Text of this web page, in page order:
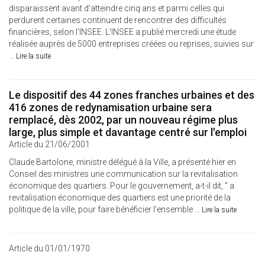
disparaissent avant d'atteindre cinq ans et parmi celles qui
perdurent certaines continuent de rencontrer des difficultés
financières, selon l'INSEE. L'INSEE a publié mercredi une étude
réalisée auprès de 5000 entreprises créées ou reprises, suivies sur
... Lire la suite
Le dispositif des 44 zones franches urbaines et des
416 zones de redynamisation urbaine sera
remplacé, dès 2002, par un nouveau régime plus
large, plus simple et davantage centré sur l'emploi
Article du 21/06/2001
Claude Bartolone, ministre délégué à la Ville, a présenté hier en
Conseil des ministres une communication sur la revitalisation
économique des quartiers. Pour le gouvernement, a-t-il dit, " a
revitalisation économique des quartiers est une priorité de la
politique de la ville, pour faire bénéficier l'ensemble ... Lire la suite
Article du 01/01/1970